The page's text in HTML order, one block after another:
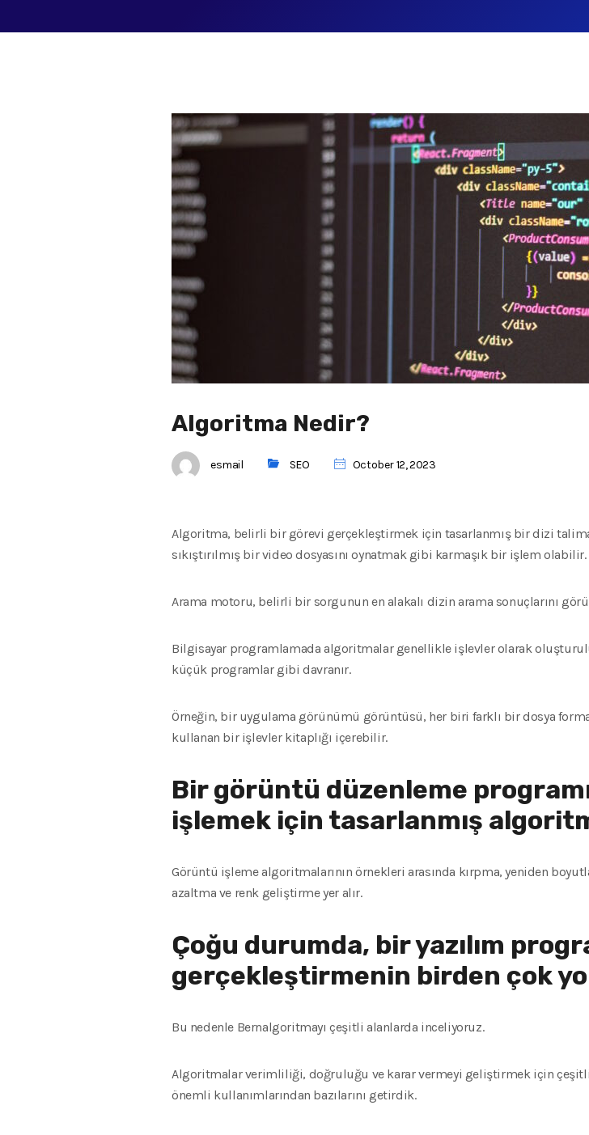
Algoritma Nedir?
esmail SEO October 12, 2023
Algoritma, belirli bir görevi gerçekleştirmek için tasarlanmış bir dizi
sıkıştırılmış bir video dosyasını oynatmak gibi karmaşık bir işlem olabilir.
Arama motoru, belirli bir sorgunun en alakalı dizin arama sonuçlarını
Bilgisayar programlamada algoritmalar genellikle işlevler olarak
küçük programlar gibi davranır.
Örneğin, bir uygulama görünümü görüntüsü, her biri farklı bir dosya
kullanan bir işlevler kitaplığı içerebilir.
Bir görüntü düzenleme
işlemek için tasarlanmış
Görüntü işleme algoritmalarının örnekleri arasında kırpma, yeniden
azaltma ve renk geliştirme yer alır.
Çoğu durumda, bir yazılım
gerçekleştirmenin birden çok
Bu nedenle Bernalgoritmayı çeşitli alanlarda inceliyoruz.
Algoritmalar verimliliği, doğruluğu ve karar vermeyi geliştirmek için çeşitli
önemli kullanımlarından bazılarını getirdik.